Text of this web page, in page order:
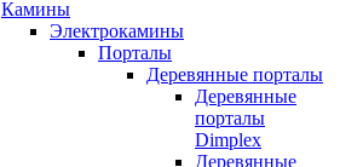
Камины
Электрокамины
Порталы
Деревянные порталы
Деревянные
порталы
Dimplex
Деревянные